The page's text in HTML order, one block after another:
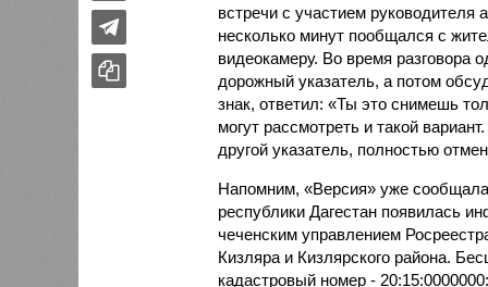
встречи с участием
несколько минут пообщался с
видеокамеру. Во время разговора
дорожный указатель, а потом
знак, ответил: «Ты это снимешь
могут рассмотреть и такой
другой указатель, полностью
Напомним, «Версия» уже
республики Дагестан появилась
чеченским управлением
Кизляра и Кизлярского района.
кадастровый номер -